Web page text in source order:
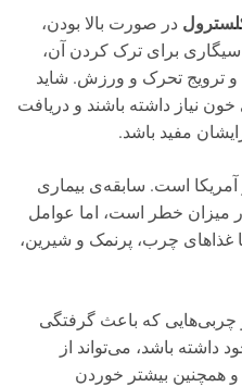
در صورت بالا بودن،
سیگاری برای ترک کردن آن،
ترویج تحرک و ورزش. شاید
نیاز داشته باشند و دریافت
مفید باشد.
آمریکا است. سابقه‌ی بیماری
میزان خطر است، اما عوامل
غذاهای چرب، پرنمک و شیرین،
چربی‌هایی که باعث گرفتگی
باشد، می‌تواند از
و همچنین بیشتر خوردن